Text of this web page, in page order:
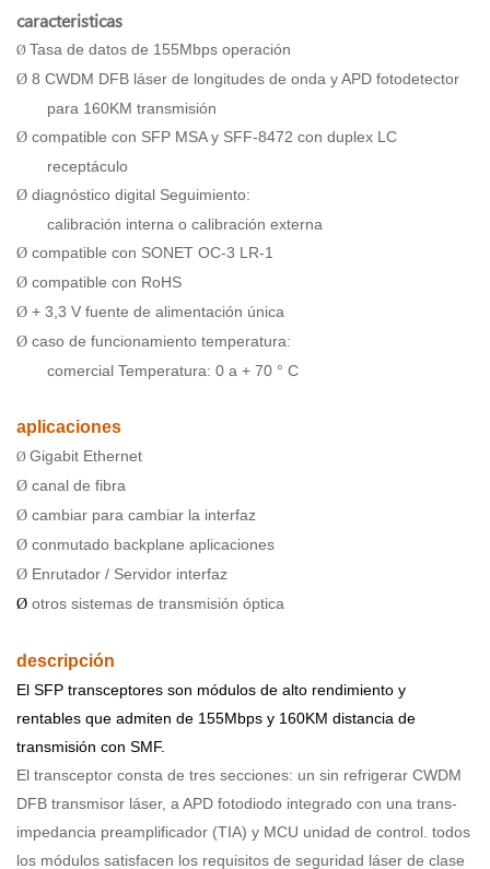
caracteristicas
Ø Tasa de datos de 155Mbps operación
Ø 8 CWDM DFB láser de longitudes de onda y APD fotodetector
para 160KM transmisión
Ø compatible con SFP MSA y SFF-8472 con duplex LC
receptáculo
Ø diagnóstico digital Seguimiento:
calibración interna o calibración externa
Ø compatible con SONET OC-3 LR-1
Ø compatible con RoHS
Ø + 3,3 V fuente de alimentación única
Ø caso de funcionamiento temperatura:
comercial Temperatura: 0 a + 70 ° C
aplicaciones
Ø Gigabit Ethernet
Ø canal de fibra
Ø cambiar para cambiar la interfaz
Ø conmutado backplane aplicaciones
Ø Enrutador / Servidor interfaz
Ø otros sistemas de transmisión óptica
descripción
El SFP transceptores son módulos de alto rendimiento y
rentables que admiten de 155Mbps y 160KM distancia de
transmisión con SMF.
El transceptor consta de tres secciones: un sin refrigerar CWDM
DFB transmisor láser, a APD fotodiodo integrado con una trans-
impedancia preamplificador (TIA) y MCU unidad de control. todos
los módulos satisfacen los requisitos de seguridad láser de clase